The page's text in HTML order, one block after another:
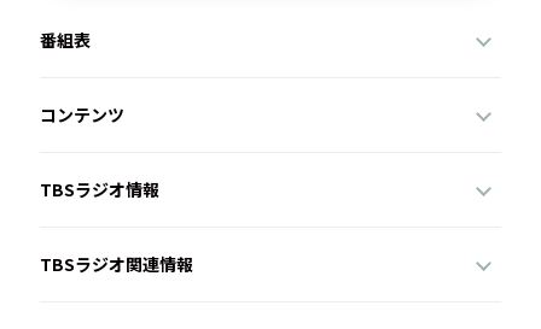
番組表
コンテンツ
TBSラジオ情報
TBSラジオ関連情報